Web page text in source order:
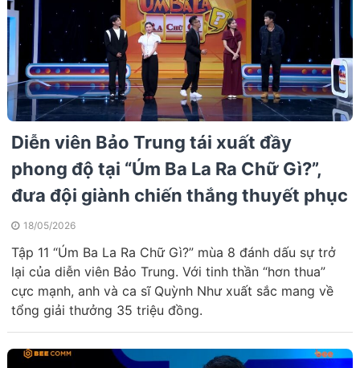
Diễn viên Bảo Trung tái xuất đầy
phong độ tại “Úm Ba La Ra Chữ Gì?”,
đưa đội giành chiến thắng thuyết phục
18/05/2026
Tập 11 “Úm Ba La Ra Chữ Gì?” mùa 8 đánh dấu sự trở
lại của diễn viên Bảo Trung. Với tinh thần “hơn thua”
cực mạnh, anh và ca sĩ Quỳnh Như xuất sắc mang về
tổng giải thưởng 35 triệu đồng.